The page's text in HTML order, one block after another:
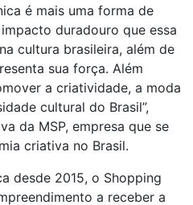
é mais uma forma de
duradouro que essa
cultura brasileira, além de
sua força. Além
a criatividade, a moda
cultural do Brasil”,
da MSP, empresa que se
criativa no Brasil.
desde 2015, o Shopping
a receber a